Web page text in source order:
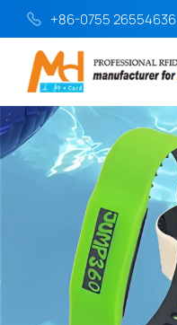
+86-0755 26554636